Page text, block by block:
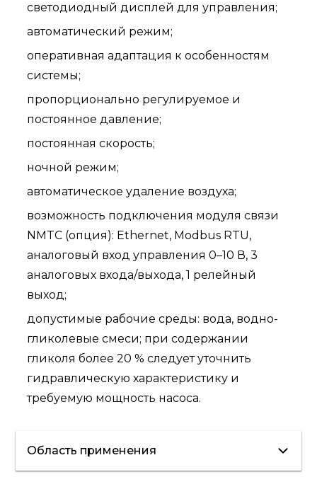
светодиодный дисплей для управления;
автоматический режим;
оперативная адаптация к особенностям
системы;
пропорционально регулируемое и
постоянное давление;
постоянная скорость;
ночной режим;
автоматическое удаление воздуха;
возможность подключения модуля связи
NMTC (опция): Ethernet, Modbus RTU,
аналоговый вход управления 0–10 В, 3
аналоговых входа/выхода, 1 релейный
выход;
допустимые рабочие среды: вода, водно-
гликолевые смеси; при содержании
гликоля более 20 % следует уточнить
гидравлическую характеристику и
требуемую мощность насоса.
Область применения